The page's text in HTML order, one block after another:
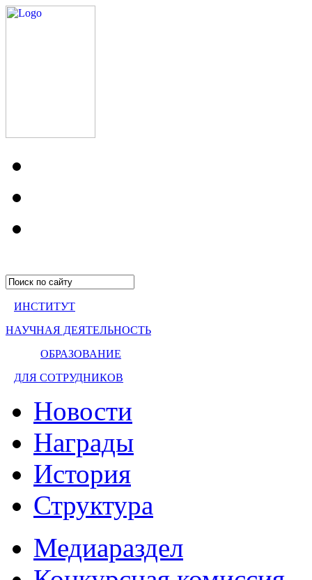
ИНСТИТУТ
НАУЧНАЯ ДЕЯТЕЛЬНОСТЬ
ОБРАЗОВАНИЕ
ДЛЯ СОТРУДНИКОВ
Новости
Награды
История
Структура
Медиараздел